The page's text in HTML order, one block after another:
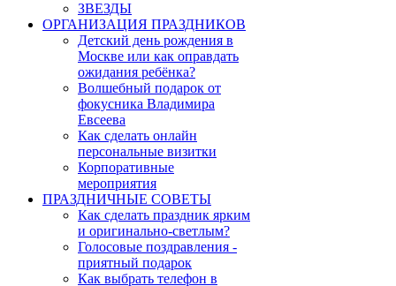
ЗВЕЗДЫ
ОРГАНИЗАЦИЯ ПРАЗДНИКОВ
Детский день рождения в
Москве или как оправдать
ожидания ребёнка?
Волшебный подарок от
фокусника Владимира
Евсеева
Как сделать онлайн
персональные визитки
Корпоративные
мероприятия
ПРАЗДНИЧНЫЕ СОВЕТЫ
Как сделать праздник ярким
и оригинально-светлым?
Голосовые поздравления -
приятный подарок
Как выбрать телефон в